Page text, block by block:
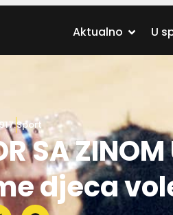
Aktualno U
Sport
SA
djeca